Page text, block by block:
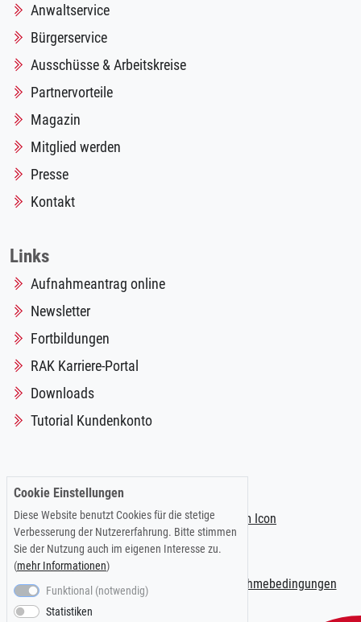
Anwaltservice
Bürgerservice
Ausschüsse & Arbeitskreise
Partnervorteile
Magazin
Mitglied werden
Presse
Kontakt
Links
Aufnahmeantrag online
Newsletter
Fortbildungen
RAK Karriere-Portal
Downloads
Tutorial Kundenkonto
Impressum |Datenschutzerklärung Teilnahmebedingungen
Cookie Einstellungen
Diese Website benutzt Cookies für die stetige
Verbesserung der Nutzererfahrung. Bitte stimmen
Sie der Nutzung auch im eigenen Interesse zu.
(mehr Informationen)
Funktional (notwendig)
Statistiken